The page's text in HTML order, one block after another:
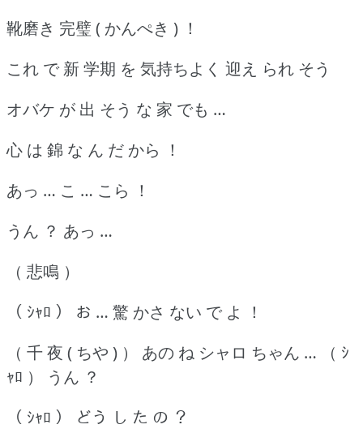
靴磨き 完璧 ( かんぺき ) ！
これ で 新 学期 を 気持ちよく 迎え られ そう
オバケ が 出 そう な 家 でも …
心 は 錦 な ん だ から ！
あっ … こ … こら ！
うん ？ あっ …
（ 悲鳴 ）
（ ｼｬﾛ ） お … 驚 かさ ない で よ ！
（ 千 夜 ( ちや ) ） あの ね シャロ ちゃん … （ ｼ
ｬﾛ ） うん ？
（ ｼｬﾛ ） どう し た の ？